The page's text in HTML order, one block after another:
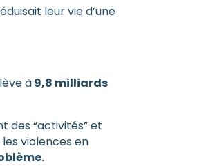
leur vie d’une
à9,8 milliards
des “activités” et
violences en